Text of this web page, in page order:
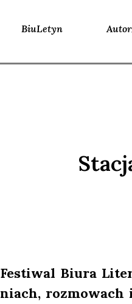
BiuLetyn
Festi­wal Biu­ra
niach,